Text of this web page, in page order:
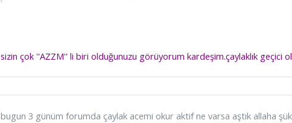
sizin çok ''AZZM'' li biri olduğunuzu görüyorum kardeşim.çaylaklık geçici
bugun 3 günüm forumda çaylak acemi okur aktif ne varsa aştık allaha